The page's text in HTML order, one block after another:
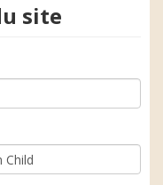
site